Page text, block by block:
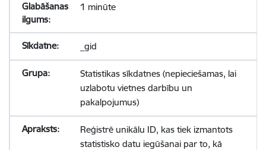
1 minūte
_gid
Statistikas sīkdatnes (nepieciešamas, lai
uzlabotu vietnes darbību un
pakalpojumus)
Reģistrē unikālu ID, kas tiek izmantots
statistisko datu iegūšanai par to, kā